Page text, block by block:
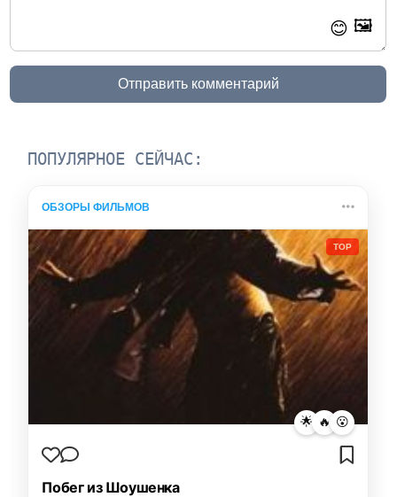
😊 🖼️
Отправить комментарий
ПОПУЛЯРНОЕ СЕЙЧАС:
ОБЗОРЫ ФИЛЬМОВ
TOP
🌟 🔥 😮
Побег из Шоушенка